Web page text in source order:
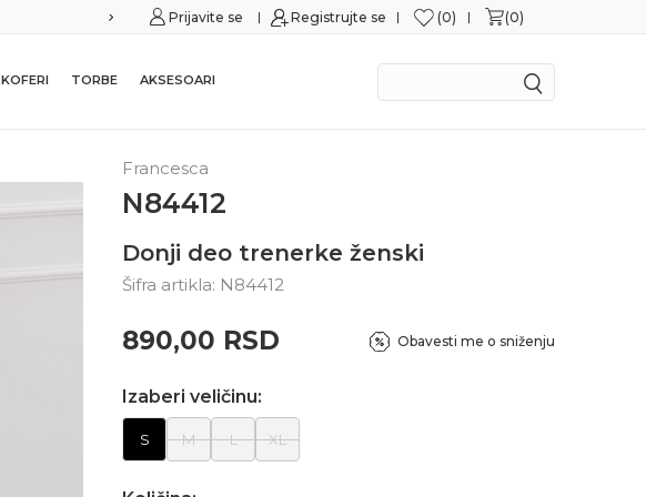
Sigurno plaćanje platnim karticama Mogućnost zamene u roku od
Prijavite se Registrujte se 0 0
KOFERI TORBE AKSESOARI
Francesca
N84412
Donji deo trenerke ženski
Šifra artikla: N84412
890,00 RSD Obavesti me o sniženju
Izaberi veličinu:
S M L XL